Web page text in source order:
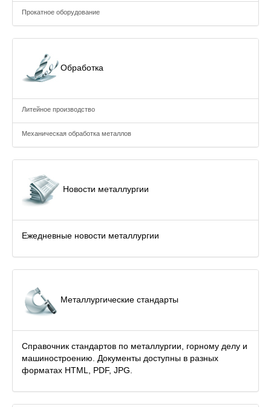
Прокатное оборудование
Обработка
Литейное производство
Механическая обработка металлов
Новости металлургии
Ежедневные новости металлургии
Металлургические стандарты
Справочник стандартов по металлургии, горному делу и
машиностроению. Документы доступны в разных
форматах HTML, PDF, JPG.